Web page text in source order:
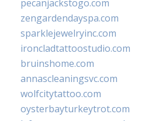
pecanjackstogo.com
zengardendayspa.com
sparklejewelryinc.com
ironcladtattoostudio.com
bruinshome.com
annascleaningsvc.com
wolfcitytattoo.com
oysterbayturkeytrot.com